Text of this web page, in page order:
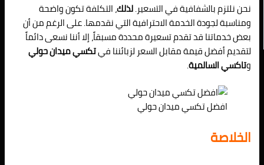
نحن نلتزم بالشفافية في التسعير.لذلك، التكلفة تكون واضحة
ومناسبة لجودة الخدمة الاحترافية التي نقدمها. على الرغم من أن
بعض خدماتنا قد تقدم تسعيرة محددة مسبقاً، إلا أننا نسعى دائماً
لتقديم أفضل قيمة مقابل السعر لزبائننا فيتكسي ميدان حولي
وتاكسي السالمية.
افضل تكسي ميدان حولي
الخلاصة